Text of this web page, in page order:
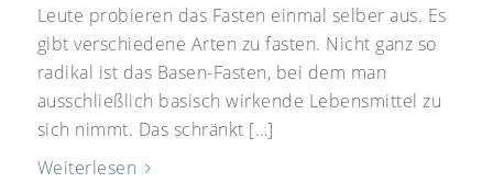
Leute probieren das Fasten einmal selber aus. Es
gibt verschiedene Arten zu fasten. Nicht ganz so
radikal ist das Basen-Fasten, bei dem man
ausschließlich basisch wirkende Lebensmittel zu
sich nimmt. Das schränkt […]
Weiterlesen